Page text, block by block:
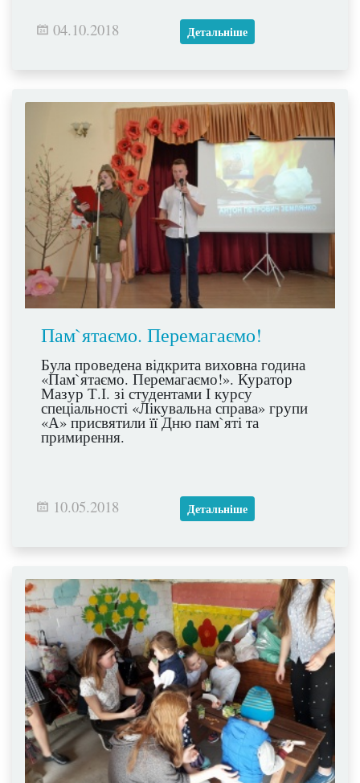
04.10.2018 Детальніше
Пам`ятаємо. Перемагаємо!
Була проведена відкрита виховна година
«Пам`ятаємо. Перемагаємо!». Куратор
Мазур Т.І. зі студентами І курсу
спеціальності «Лікувальна справа» групи
«А» присвятили її Дню пам`яті та
примирення.
10.05.2018 Детальніше